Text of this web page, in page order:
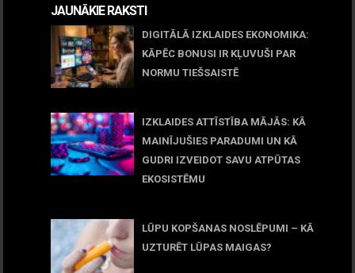
JAUNĀKIE RAKSTI
DIGITĀLĀ IZKLAIDES EKONOMIKA:
KĀPĒC BONUSI IR KĻUVUŠI PAR
NORMU TIEŠSAISTĒ
IZKLAIDES ATTĪSTĪBA MĀJĀS: KĀ
MAINĪJUŠIES PARADUMI UN KĀ
GUDRI IZVEIDOT SAVU ATPŪTAS
EKOSISTĒMU
LŪPU KOPŠANAS NOSLĒPUMI – KĀ
UZTURĒT LŪPAS MAIGAS?